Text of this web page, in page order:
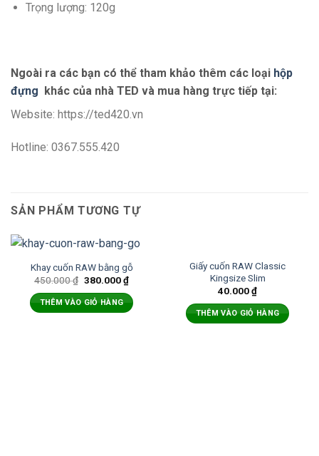
Trọng lượng: 120g
Ngoài ra các bạn có thể tham khảo thêm các loại hộp
đựng khác của nhà TED và mua hàng trực tiếp tại:
Website: https://ted420.vn
Hotline: 0367.555.420
SẢN PHẨM TƯƠNG TỰ
Khay cuốn RAW bằng gỗ
450.000₫ 380.000₫
THÊM VÀO GIỎ HÀNG
Giấy cuốn RAW Classic
Kingsize Slim
40.000₫
THÊM VÀO GIỎ HÀNG